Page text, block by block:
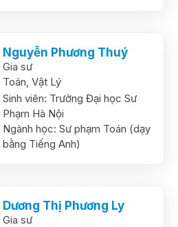
Nguyễn Phương Thuý
Gia sư
Toán,Vật Lý
Sinh viên: Trường Đại học Sư
Phạm Hà Nội
Ngành học: Sư phạm Toán (dạy
bằng Tiếng Anh)
Dương Thị Phương Ly
Gia sư